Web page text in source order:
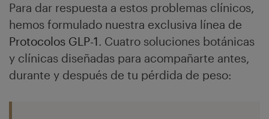
Para dar respuesta a estos problemas clínicos,
hemos formulado nuestra exclusiva línea de
Protocolos GLP-1. Cuatro soluciones botánicas
y clínicas diseñadas para acompañarte antes,
durante y después de tu pérdida de peso: